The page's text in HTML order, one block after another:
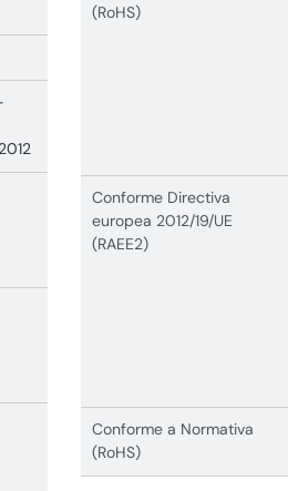
(RoHS)
Conforme Directiva
europea 2012/19/UE
(RAEE2)
Conforme a Normativa
(RoHS)